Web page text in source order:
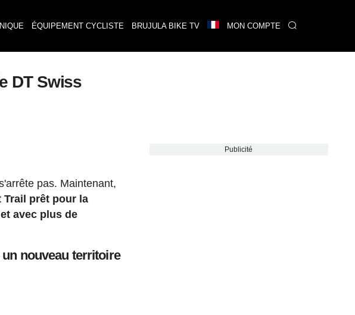
ÉQUIPEMENT CYCLISTE BRUJULA BIKE TV MON COMPTE
DT Swiss
pas. Maintenant,
Trail prêt pour la
avec plus de
nouveau territoire
Publicité